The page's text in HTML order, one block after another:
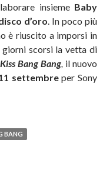
insieme Baby
d’oro . In poco più
è riuscito a imporsi in
giorni scorsi la vetta di
Bang Bang il nuovo
settembreper Sony
per “Roma-Bangkok”
BANG